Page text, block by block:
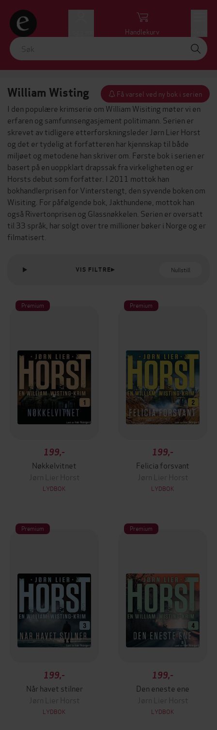
Handlekurv
William Wisting Få varsel ved ny bok i serien
I den populære krimserie om William Wisiting møter vi en
erfaren og samfunnsengasjement politimann. Serien er
skrevet av tidligere etterforskningsleder Jørn Lier Horst
og det er tydelig at forfatteren har kjennskap til både
miljøet og metodene han skriver om. Første bok i serien er
basert på en uoppklart drapssak fra virkeligheten og er
Horsts debut som forfatter. I 2011 mottok han
bokhandlerprisen forVinterstengt , den syvende boken om
Wisiting. For påfølgende bok, Jakthundene , mottok han
også Rivertonprisen og Glassnøkkelen. Serien er oversatt
til 33 språk, har solgt over tre millioner bøker i Norge og er
filmatisert.
VIS FILTRE Nullstill
Premium
199,-
Nøkkelvitnet
Jørn Lier Horst
LYDBOK
Premium
199,-
Felicia forsvant
Jørn Lier Horst
LYDBOK
Premium
199,-
Når havet stilner
Jørn Lier Horst
LYDBOK
Premium
199,-
Den eneste ene
Jørn Lier Horst
LYDBOK